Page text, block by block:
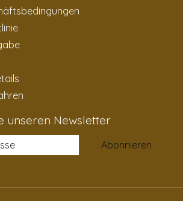
unseren Newsletter
Abonnieren